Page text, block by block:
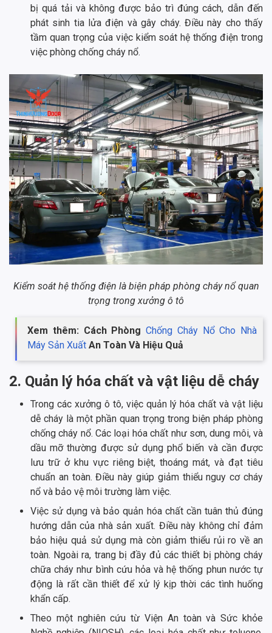
bị quá tải và không được bảo trì đúng cách, dẫn đến
phát sinh tia lửa điện và gây cháy. Điều này cho thấy
tầm quan trọng của việc kiểm soát hệ thống điện trong
việc phòng chống cháy nổ.
Kiểm soát hệ thống điện là biện pháp phòng cháy nổ quan
trọng trong xưởng ô tô
Xem thêm: Cách Phòng Chống Cháy Nổ Cho Nhà
Máy Sản Xuất An Toàn Và Hiệu Quả
2. Quản lý hóa chất và vật liệu dễ cháy
Trong các xưởng ô tô, việc quản lý hóa chất và vật liệu
dễ cháy là một phần quan trọng trong biện pháp phòng
chống cháy nổ. Các loại hóa chất như sơn, dung môi, và
dầu mỡ thường được sử dụng phổ biến và cần được
lưu trữ ở khu vực riêng biệt, thoáng mát, và đạt tiêu
chuẩn an toàn. Điều này giúp giảm thiểu nguy cơ cháy
nổ và bảo vệ môi trường làm việc.
Việc sử dụng và bảo quản hóa chất cần tuân thủ đúng
hướng dẫn của nhà sản xuất. Điều này không chỉ đảm
bảo hiệu quả sử dụng mà còn giảm thiểu rủi ro về an
toàn. Ngoài ra, trang bị đầy đủ các thiết bị phòng cháy
chữa cháy như bình cứu hỏa và hệ thống phun nước tự
động là rất cần thiết để xử lý kịp thời các tình huống
khẩn cấp.
Theo một nghiên cứu từ Viện An toàn và Sức khỏe